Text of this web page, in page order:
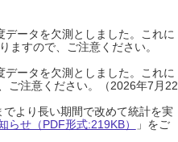
ータを欠測としました。これに
すので、ご注意ください。
ータを欠測としました。これに
ご注意ください。（2026年7月22
より長い期間で改めて統計を実
らせ（PDF形式:219KB）
」をご